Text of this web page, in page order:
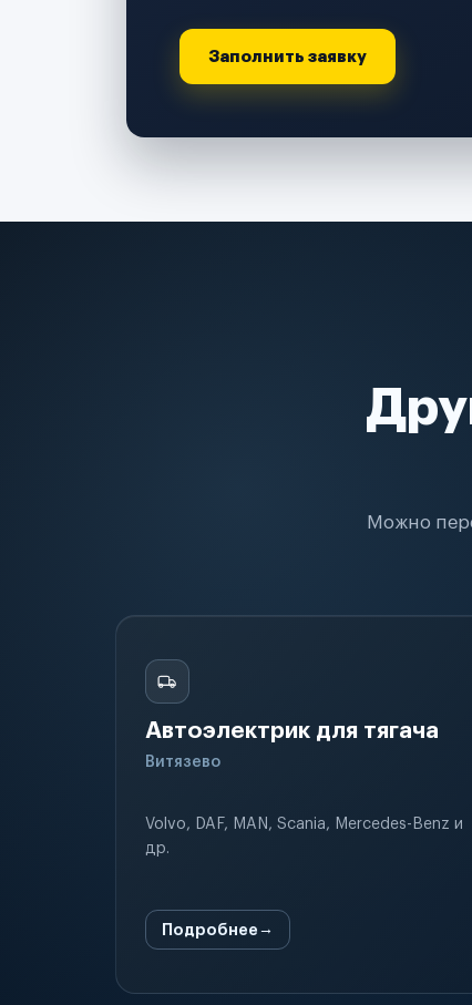
Заполнить заявку
Можно
Автоэлектрик для тягача
Витязево
Volvo, DAF, MAN, Scania, Mercedes-Benz и
др.
Подробнее